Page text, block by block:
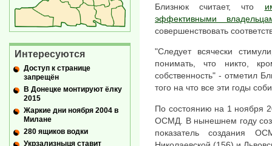
Близнюк считает, что
эффективными
совершенствовать
"Следует всячески
понимать, что никто,
собственность" - отметил
того на что все эти годы
По состоянию на 1 ноября
ОСМД. В нынешнем году
показатель создания
Интересуются
Доступ к странице
запрещён
В Донецке монтируют ёлку
2015
Жаркие дни ноября 2004 в
Милане
280 ящиков водки
Укрзализныця ставит